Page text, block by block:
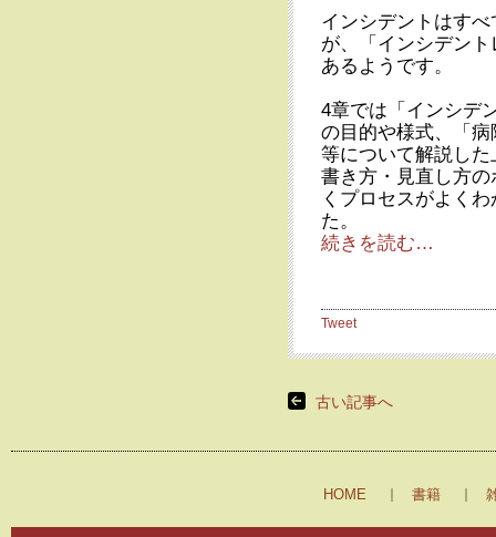
インシデントはす
が、「インシデン
あるようです。
4章では「インシデ
の目的や様式、「
等について解説し
書き方・見直し方
くプロセスがよく
た。
続きを読む…
Tweet
古い記事へ
HOME 書籍